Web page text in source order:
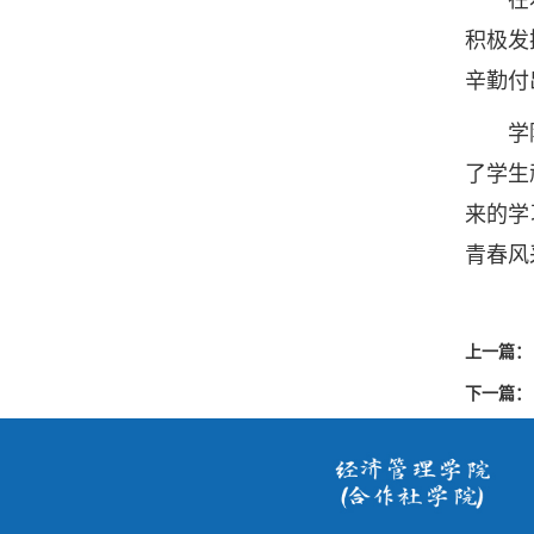
积极
辛勤
学院
了学
来的
青春风
上一篇：
下一篇：